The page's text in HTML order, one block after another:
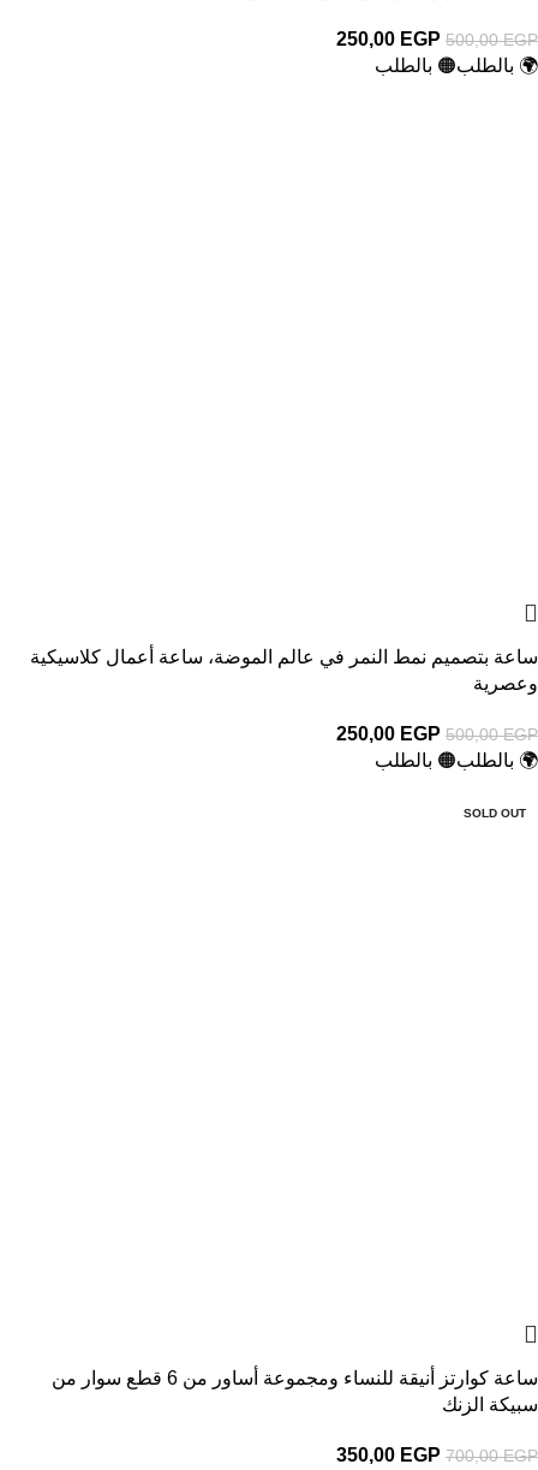
500,00EGP
250,00 EGP
🌍 بالطلب🟠 بالطلب
ساعة بتصميم نمط النمر في عالم الموضة، ساعة أعمال كلاسيكية
وعصرية
500,00EGP
250,00 EGP
🌍 بالطلب🟠 بالطلب
SOLD OUT
ساعة كوارتز أنيقة للنساء ومجموعة أساور من 6 قطع سوار من
سبيكة الزنك
700,00EGP
350,00 EGP